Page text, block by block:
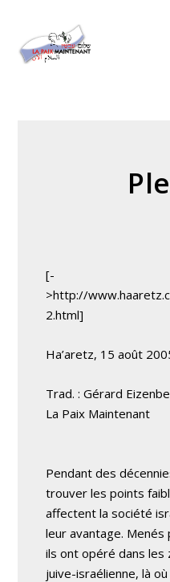
[-
>http://
2.html]
Ha’aretz, 15 août
Trad. : Gérard
La Paix Maintenant
Pendant des
trouver les points
affectent la société
leur avantage.
ils ont opéré dans les
juive-israélienne, là